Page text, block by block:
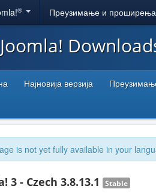
® Преузимање и проширења
Joomla!
Најновија верзија
is not yet fully available in your
3 - Czech 3.8.13.1 Stable